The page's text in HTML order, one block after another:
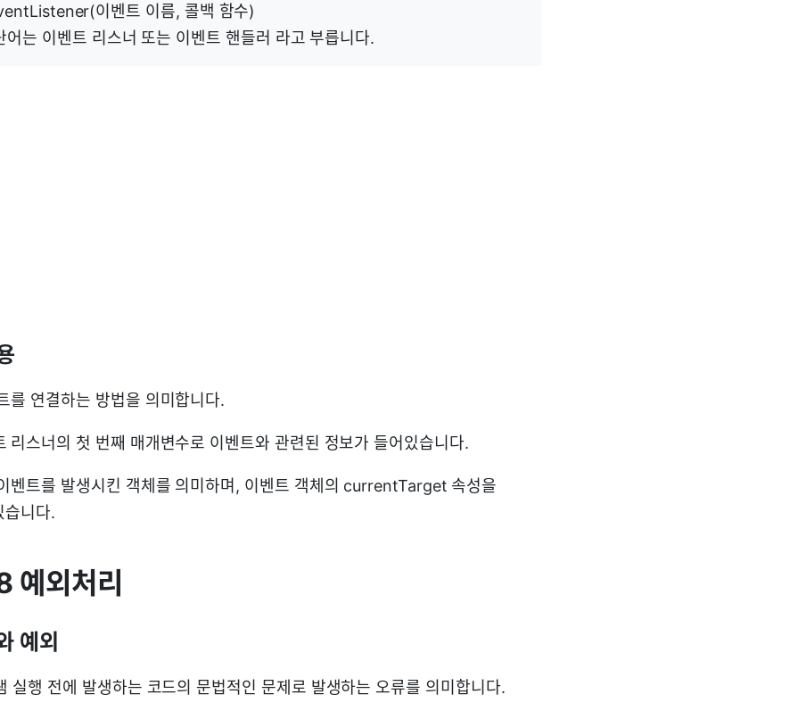
이벤트 이름, 콜백 함수)
어는 이벤트 리스너 또는 이벤트 핸들러 라고 부릅니다.
를 연결하는 방법을 의미합니다.
리스너의 첫 번째 매개변수로 이벤트와 관련된 정보가 들어있습니다.
벤트를 발생시킨 객체를 의미하며, 이벤트 객체의 currentTarget 속성을
습니다.
외처리
예외
실행 전에 발생하는 코드의 문법적인 문제로 발생하는 오류를 의미합니다.